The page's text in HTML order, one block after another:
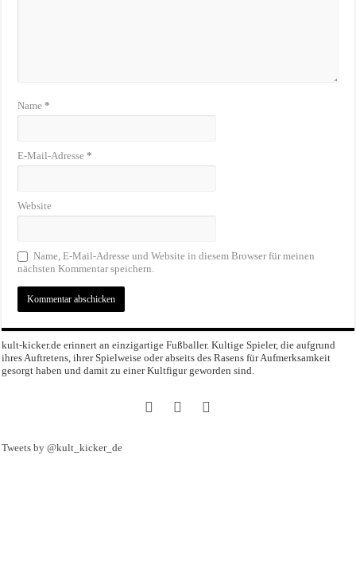
Name*
E-Mail-Adresse*
Website
Name, E-Mail-Adresse und Website in diesem Browser für meinen
nächsten Kommentar speichern.
kult-kicker.de erinnert an einzigartige Fußballer. Kultige Spieler, die aufgrund
ihres Auftretens, ihrer Spielweise oder abseits des Rasens für Aufmerksamkeit
gesorgt haben und damit zu einer Kultfigur geworden sind.
Tweets by @kult_kicker_de